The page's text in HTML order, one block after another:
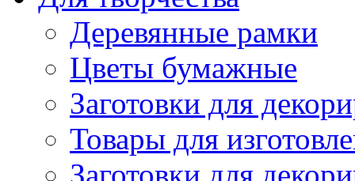
Деревянные рамки
Цветы бумажные
Заготовки для
Товары для
Заготовки для